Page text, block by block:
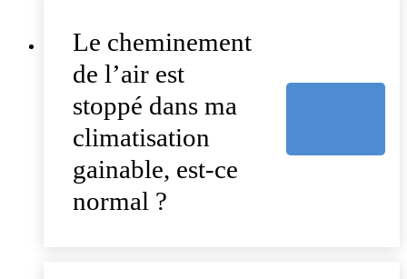
Le cheminement
de l’air est
stoppé dans ma
climatisation
gainable, est-ce
normal ?